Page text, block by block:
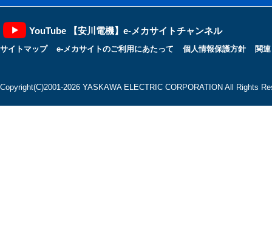
YouTube 【安川電機】e-メカサイトチャンネル
サイトマップ e-メカサイトのご利用にあたって 個人情報保護方針 関
Copyright(C)2001‐2026 YASKAWA ELECTRIC CORPORATION All Rights